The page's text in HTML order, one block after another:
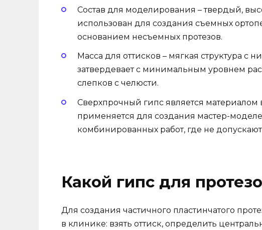
Состав для моделирования – твердый,
использован для создания съемных
основанием несъемных протезов.
Масса для оттисков – мягкая структура с
затвердевает с минимальным уровнем
слепков с челюсти.
Сверхпрочный гипс является
применяется для создания мастер-
комбинированных работ, где не
Какой гипс для
Для создания частичного пластинчатого
в клинике: взять оттиск, определить